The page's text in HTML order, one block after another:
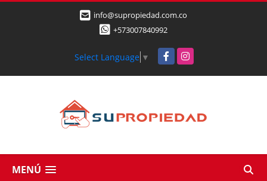
info@supropiedad.com.co
+573007840992
Select Language ▼ FacebookInstagram
MENÚ